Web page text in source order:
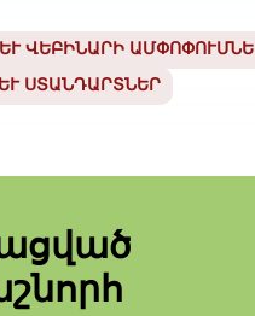
ՎԵԲԻՆԱՐԻ ԱՄՓՈՓՈՒՄՆԵՐ
ՍՏԱՆԴԱՐՏՆԵՐ